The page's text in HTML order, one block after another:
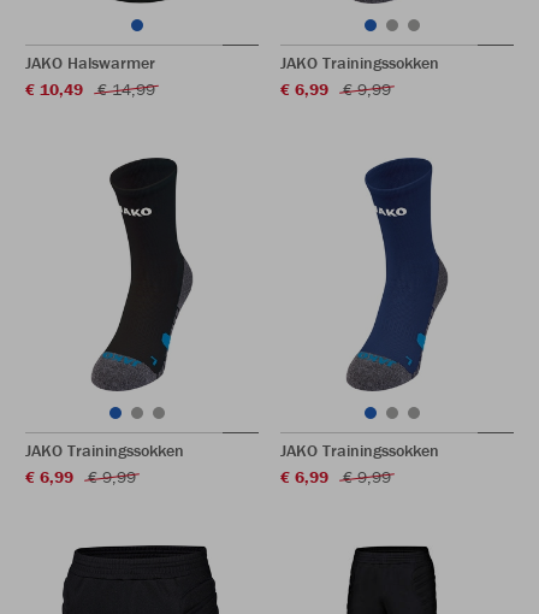
JAKO Halswarmer
€ 10,49
€ 14,99
JAKO Trainingssokken
€ 6,99
€ 9,99
JAKO Trainingssokken
€ 6,99
€ 9,99
JAKO Trainingssokken
€ 6,99
€ 9,99